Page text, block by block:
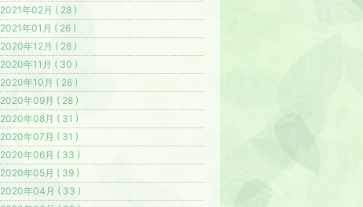
2021年02月 ( 28 )
2021年01月 ( 26 )
2020年12月 ( 28 )
2020年11月 ( 30 )
2020年10月 ( 26 )
2020年09月 ( 28 )
2020年08月 ( 31 )
2020年07月 ( 31 )
2020年06月 ( 33 )
2020年05月 ( 39 )
2020年04月 ( 33 )